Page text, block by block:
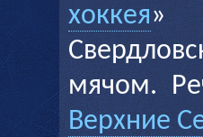
хоккея»
мячом.
Верхние